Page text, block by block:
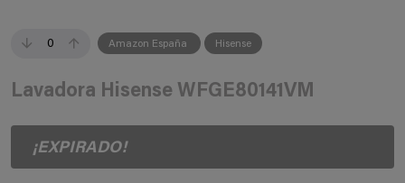
0 Amazon España Hisense
Lavadora Hisense WFGE80141VM
¡EXPIRADO!